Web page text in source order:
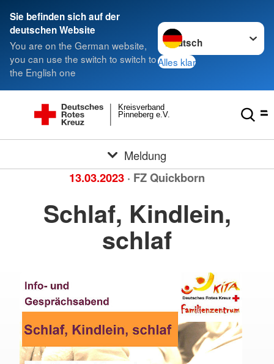
Sie befinden sich auf der
deutschen Website
You are on the German website,
you can use the switch to switch to
the English one
Sprache wechseln zu
Alles klar
Pinneberg e.V.
Kreisverband
Meldung
13.03.2023 · FZ Quickborn
Schlaf, Kindlein,
schlaf